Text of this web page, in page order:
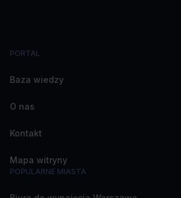
PORTAL
Baza wiedzy
O nas
Kontakt
Mapa witryny
POPULARNE MIASTA